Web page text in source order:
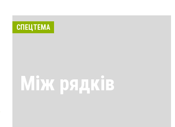
СПЕЦТЕМА
Між рядків